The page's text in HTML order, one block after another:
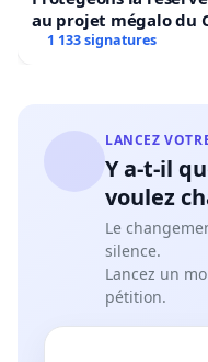
au projet mégalo du
1 133 signatures
LANCEZ
Y a-t-il
voulez
Le
silence.
Lancez un
pétition.